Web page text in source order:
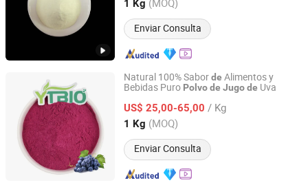
1 Kg (MOQ)
Enviar Consulta
Natural 100% Saborde Alimentos y
Bebidas Puro Polvode Jugode Uva
US$ 25,00-65,00 / Kg
1 Kg (MOQ)
Enviar Consulta
Shaanxi Dongjiang Kangtai Health Industry Co., Ltd.
Shaanxi, China Desde 2024